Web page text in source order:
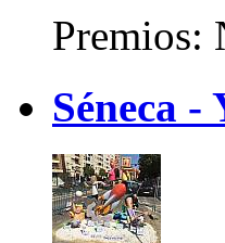
Premios:
Séneca